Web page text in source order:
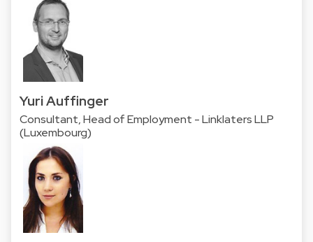
Yuri Auffinger
Consultant, Head of Employment - Linklaters LLP
(Luxembourg)